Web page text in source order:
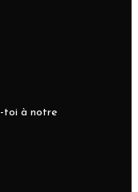
toi à notre